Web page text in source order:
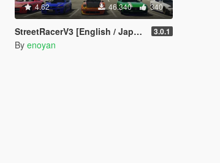
4.62 46.340 340
StreetRacerV3 [English / Japanese] 3.0.1
By enoyan